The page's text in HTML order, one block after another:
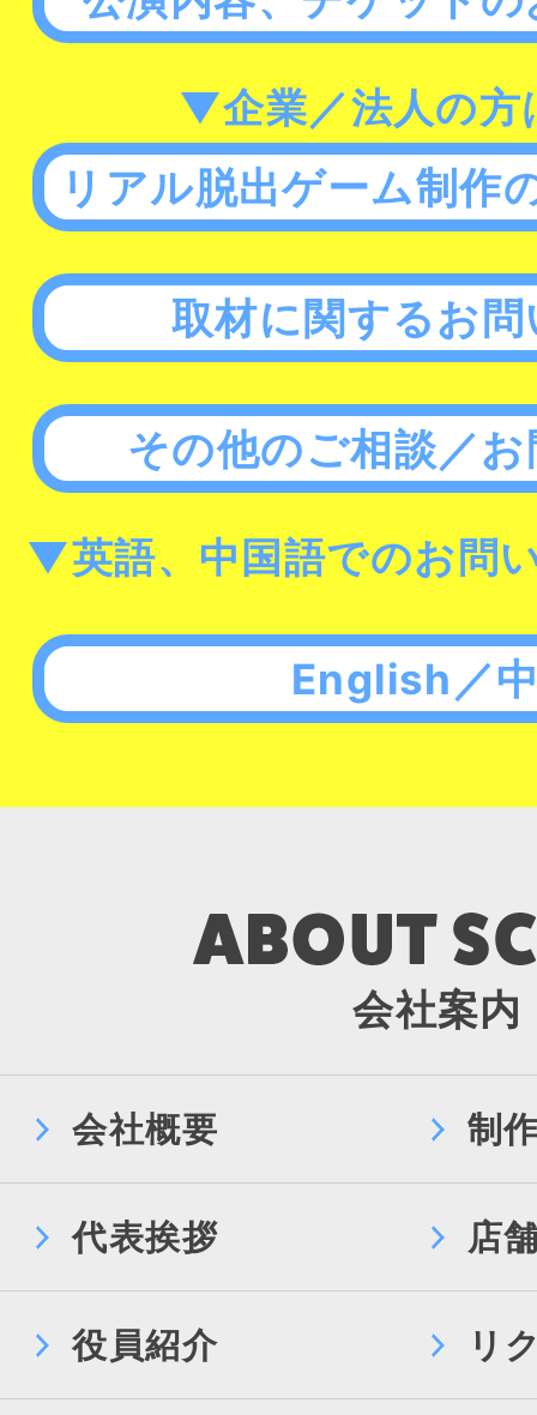
▼企業／法人の方
リアル脱出ゲーム制作
取材に関するお
その他のご相談／
▼英語、中国語でのお問
English／
会社案内
会社概要 制
代表挨拶 店
役員紹介 リ